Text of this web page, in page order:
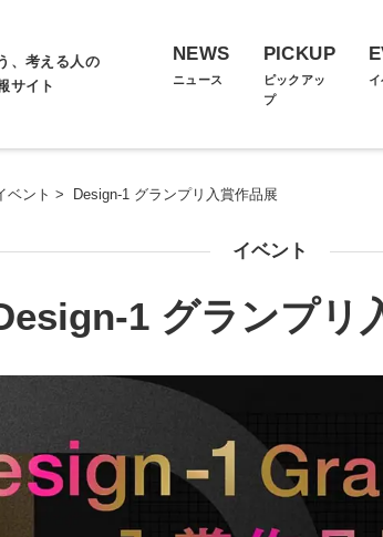
、考える人の
サイト
NEWS
ニュース
PICKUP
ピックアッ
プ
ベント > Design-1 グランプリ入賞作品展
イベント
1 グランプリ